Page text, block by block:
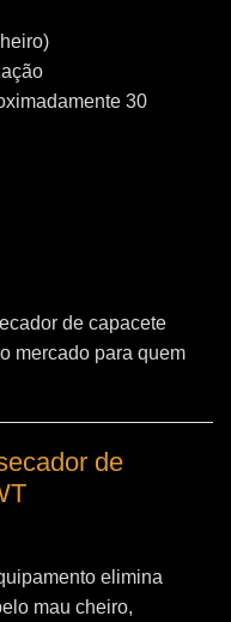
30
de capacete
mercado para quem
de
elimina
mau cheiro,